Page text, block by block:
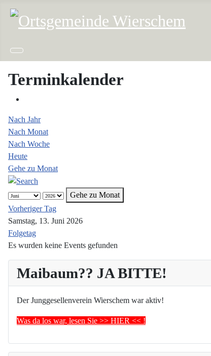
Maibaum?? JA BITTE!
Der Junggesellenverein Wierschem war aktiv!
Was da los war, lesen Sie >> HIER << !
Terminkalender
Nach Jahr
Nach Monat
Nach Woche
Heute
Gehe zu Monat
Gehe zu Monat
Vorheriger Tag
Samstag, 13. Juni 2026
Folgetag
Es wurden keine Events gefunden